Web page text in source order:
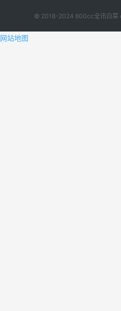
© 2018-2024 600cc全讯白菜
网站地图